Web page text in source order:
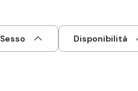
Sesso Disponibilità